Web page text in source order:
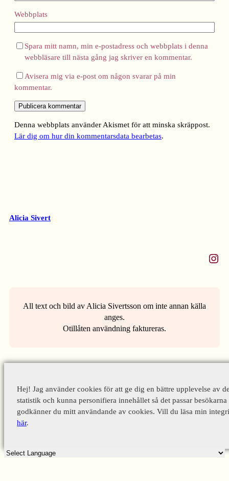
Webbplats
Spara mitt namn, min e-postadress och webbplats i denna
webbläsare till nästa gång jag skriver en kommentar.
Avisera mig via e-post om någon svarar på min
kommentar.
Denna webbplats använder Akismet för att minska skräppost.
Lär dig om hur din kommentarsdata bearbetas.
Alicia Sivert
Instagram
All text och bild av Alicia Sivertsson om inte annan källa
anges.
Otillåten användning faktureras.
Hej! Jag använder cookies för att ge dig en bättre upplevelse av
statistik och kunna personifiera innehållet så det passar
godkänner du mitt användande av cookies. Vill du läsa min
här.